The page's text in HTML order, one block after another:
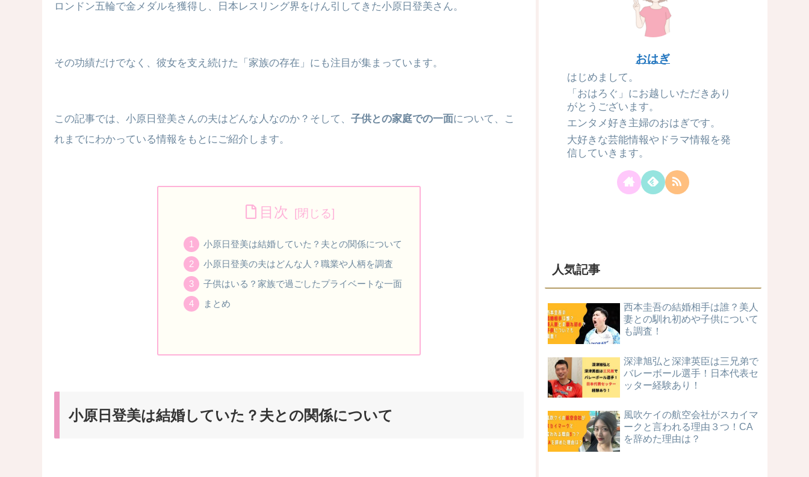
ロンドン五輪で金メダルを獲得し、日本レスリング界をけん引してきた小原日登美さん。
その功績だけでなく、彼女を支え続けた「家族の存在」にも注目が集まっています。
この記事では、小原日登美さんの夫はどんな人なのか？そして、 子供との家庭での一面について、こ
れまでにわかっている情報をもとにご紹介します。
目次
小原日登美は結婚していた？夫との関係について
小原日登美の夫はどんな人？職業や人柄を調査
子供はいる？家族で過ごしたプライベートな一面
まとめ
小原日登美は結婚していた？夫との関係について
おはぎ
はじめまして。
「おはろぐ」にお越しいただきあり
がとうございます。
エンタメ好き主婦のおはぎです。
大好きな芸能情報やドラマ情報を発
信していきます。
人気記事
西本圭吾の結婚相手は誰？美人
妻との馴れ初めや子供について
も調査！
深津旭弘と深津英臣は三兄弟で
バレーボール選手！日本代表セ
ッター経験あり！
風吹ケイの航空会社がスカイマ
ークと言われる理由３つ！CA
を辞めた理由は？